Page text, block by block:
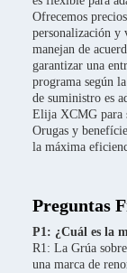
Ofrecemos
personalización y
manejan de
garantizar una
programa según
de suministro es
Elija XCMG para
Orugas y
la máxima
Preguntas
P1: ¿Cuál es la
R1: La Grúa
una marca de